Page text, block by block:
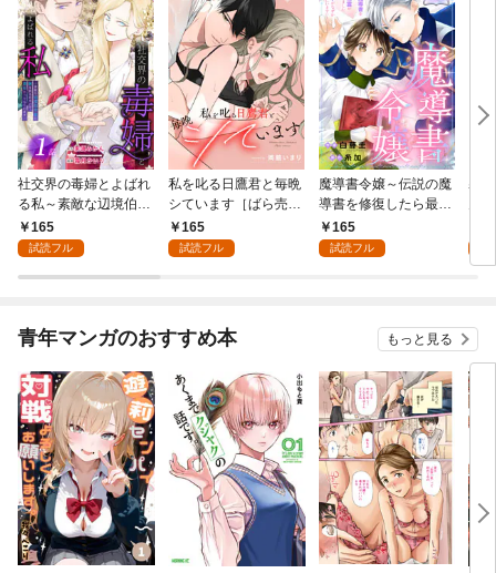
社交界の毒婦とよばれ
る私～素敵な辺境伯令
息に腕を折られたの
で、責任とってもらい
第1話
165
試読フル
私を叱る日鷹君と毎晩
シています［ばら売
り］ 第1話
165
試読フル
魔導書令嬢～伝説の魔
導書を修復したら最強
の精霊が味方になりま
した（クールな王弟殿
165
試読フル
寡
の
～
青年マンガのおすすめ本 もっと見る